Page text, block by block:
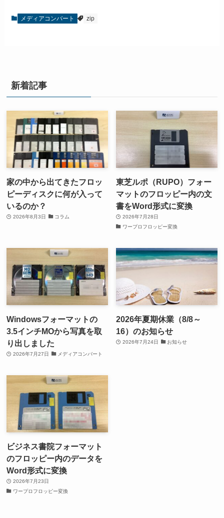
メディアコンバート zip
新着記事
家の中から出てきたフロッ
ピーディスクに何が入って
いるのか？
2026年8月3日 コラム
東芝ルポ（RUPO）フォー
マットのフロッピー内の文
書をWord形式に変換
2026年7月28日
ワープロフロッピー変換
Windowsフォーマットの
3.5インチMOから写真を取
り出しました
2026年7月27日 メディアコンバート
2026年夏期休業（8/8～
16）のお知らせ
2026年7月24日 お知らせ
ビジネス書院フォーマット
のフロッピー内のデータを
Word形式に変換
2026年7月23日
ワープロフロッピー変換